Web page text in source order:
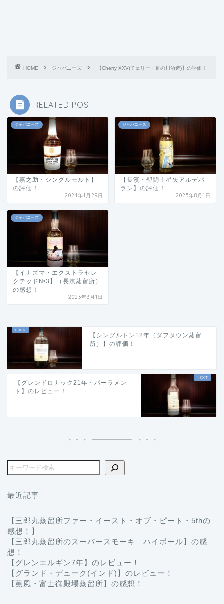
HOME ジャパニーズ 【Cherry XXV(チェリー・笹の川酒造)】の評価！
RELATED POST
ジャパニーズ
【嘉之助・シングルモルト】
の評価！
2024年1月29日
ジャパニーズ
【長濱・聖闘士星矢アルデバ
ラン】の評価！
2025年8月1日
ジャパニーズ
【イナズマ・エクストラセレ
クテッド№3】（長濱蒸留所）
の感想！
2023年3月1日
【シングルトン12年（ダフタウン蒸留
所）】の評価！
【グレンドロナック21年・パーラメン
ト】のレビュー！
最近記事
【三郎丸蒸留所ファー・イースト・オブ・ピート・5thの
感想！】
【三郎丸蒸留所のスーパースモーキ―ハイボール】の感
想！
【グレンエルギン7年】のレビュー！
【グランド・デューク(インド)】のレビュー！
【薫風・富士御殿場蒸留所】の感想！